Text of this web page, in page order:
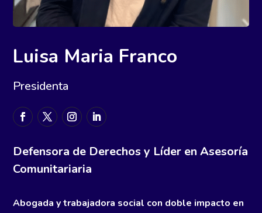
Luisa Maria Franco
Presidenta
Defensora de Derechos y Líder en Asesoría
Comunitariaria
Abogada y trabajadora social con doble impacto en